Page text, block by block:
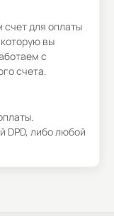
для оплаты
вы
с
счета.
DPD, либо любой